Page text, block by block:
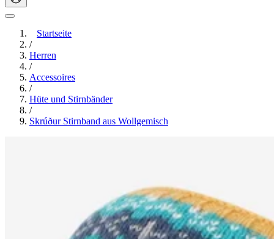
Startseite
/
Herren
/
Accessoires
/
Hüte und Stirnbänder
/
Skrúður Stirnband aus Wollgemisch